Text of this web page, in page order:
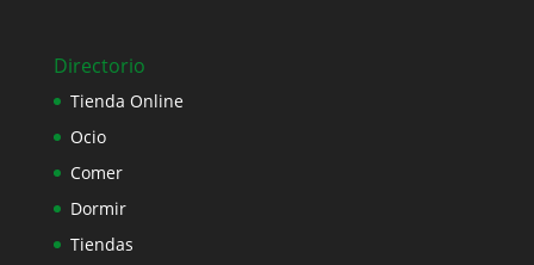
Directorio
Tienda Online
Ocio
Comer
Dormir
Tiendas